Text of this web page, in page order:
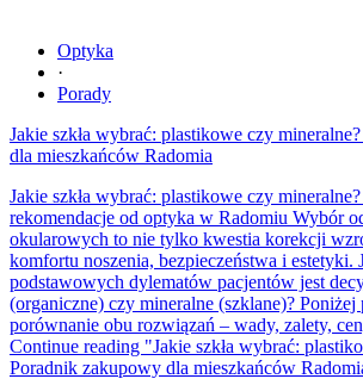
Optyka
·
Porady
Jakie szkła wybrać: plastikowe czy
dla mieszkańców Radomia
Jakie szkła wybrać: plastikowe czy
rekomendacje od optyka w Radomiu Wybór
okularowych to nie tylko kwestia korekcji
komfortu noszenia, bezpieczeństwa i estetyki.
podstawowych dylematów pacjentów jest
(organiczne) czy mineralne (szklane)? Poniżej
porównanie obu rozwiązań – wady, zalety,
Continue reading "Jakie szkła wybrać:
Poradnik zakupowy dla mieszkańców